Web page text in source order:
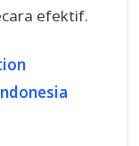
efektif.